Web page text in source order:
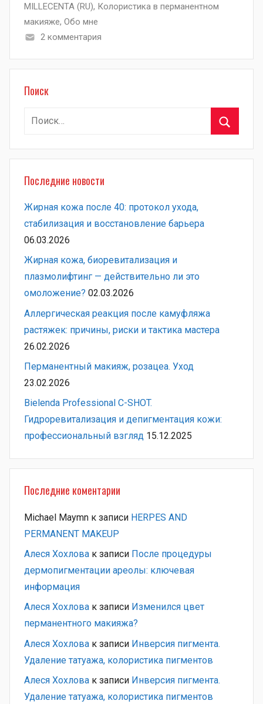
MILLECENTA (RU), Колористика в перманентном
макияже, Обо мне
2 комментария
Поиск
Найти:
Последние новости
Жирная кожа после 40: протокол ухода,
стабилизация и восстановление барьера
06.03.2026
Жирная кожа, биоревитализация и
плазмолифтинг — действительно ли это
омоложение? 02.03.2026
Аллергическая реакция после камуфляжа
растяжек: причины, риски и тактика мастера
26.02.2026
Перманентный макияж, розацеа. Уход
23.02.2026
Bielenda Professional C-SHOT.
Гидроревитализация и депигментация кожи:
профессиональный взгляд 15.12.2025
Последние коментарии
Michael Maymn к записи HERPES AND
PERMANENT MAKEUP
Алеся Хохлова к записи После процедуры
дермопигментации ареолы: ключевая
информация
Алеся Хохлова к записи Изменился цвет
перманентного макияжа?
Алеся Хохлова к записи Инверсия пигмента.
Удаление татуажа, колористика пигментов
Алеся Хохлова к записи Инверсия пигмента.
Удаление татуажа, колористика пигментов